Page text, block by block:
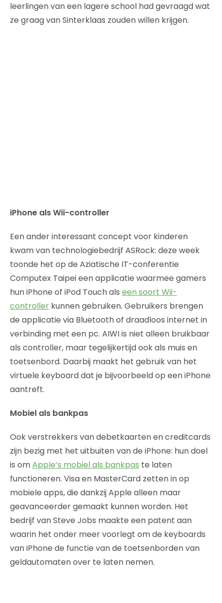
leerlingen van een lagere school had gevraagd wat
ze graag van Sinterklaas zouden willen krijgen.
iPhone als Wii-controller
Een ander interessant concept voor kinderen
kwam van technologiebedrijf ASRock: deze week
toonde het op de Aziatische IT-conferentie
Computex Taipei een applicatie waarmee gamers
hun iPhone of iPod Touch als een soort Wii-
controller kunnen gebruiken. Gebruikers brengen
de applicatie via Bluetooth of draadloos internet in
verbinding met een pc. AIWI is niet alleen bruikbaar
als controller, maar tegelijkertijd ook als muis en
toetsenbord. Daarbij maakt het gebruik van het
virtuele keyboard dat je bijvoorbeeld op een iPhone
aantreft.
Mobiel als bankpas
Ook verstrekkers van debetkaarten en creditcards
zijn bezig met het uitbuiten van de iPhone: hun doel
is omApple’s mobiel als bankpas te laten
functioneren. Visa en MasterCard zetten in op
mobiele apps, die dankzij Apple alleen maar
geavanceerder gemaakt kunnen worden. Het
bedrijf van Steve Jobs maakte een patent aan
waarin het onder meer voorlegt om de keyboards
van iPhone de functie van de toetsenborden van
geldautomaten over te laten nemen.